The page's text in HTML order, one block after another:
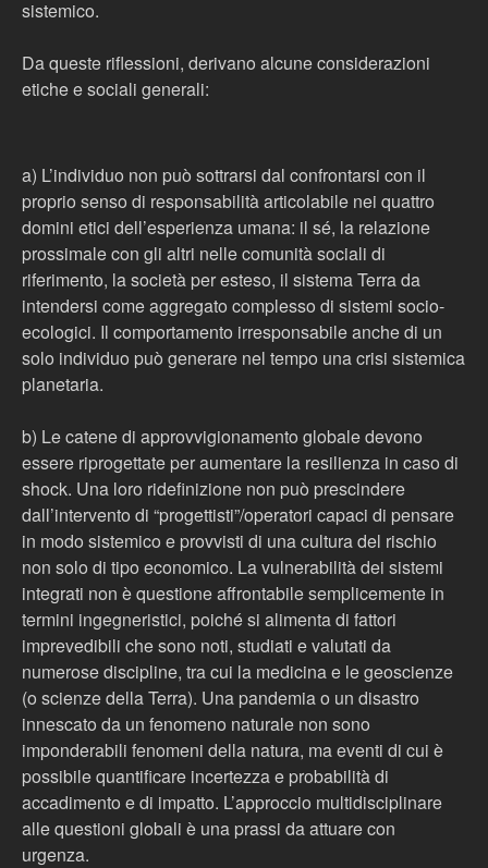
sistemico.
Da queste riflessioni, derivano alcune considerazioni
etiche e sociali generali:
a) L’individuo non può sottrarsi dal confrontarsi con il
proprio senso di responsabilità articolabile nei quattro
domini etici dell’esperienza umana: il sé, la relazione
prossimale con gli altri nelle comunità sociali di
riferimento, la società per esteso, il sistema Terra da
intendersi come aggregato complesso di sistemi socio-
ecologici. Il comportamento irresponsabile anche di un
solo individuo può generare nel tempo una crisi sistemica
planetaria.
b) Le catene di approvvigionamento globale devono
essere riprogettate per aumentare la resilienza in caso di
shock. Una loro ridefinizione non può prescindere
dall’intervento di “progettisti”/operatori capaci di pensare
in modo sistemico e provvisti di una cultura del rischio
non solo di tipo economico. La vulnerabilità dei sistemi
integrati non è questione affrontabile semplicemente in
termini ingegneristici, poiché si alimenta di fattori
imprevedibili che sono noti, studiati e valutati da
numerose discipline, tra cui la medicina e le geoscienze
(o scienze della Terra). Una pandemia o un disastro
innescato da un fenomeno naturale non sono
imponderabili fenomeni della natura, ma eventi di cui è
possibile quantificare incertezza e probabilità di
accadimento e di impatto. L’approccio multidisciplinare
alle questioni globali è una prassi da attuare con
urgenza.